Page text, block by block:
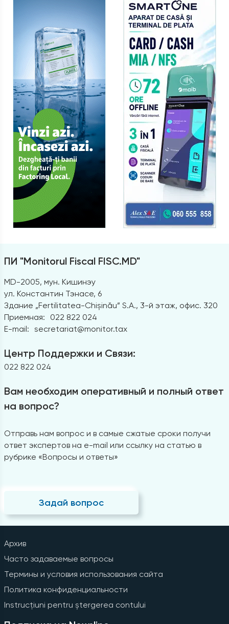
ПИ "Monitorul Fiscal FISC.MD"
MD-2005, мун. Кишинэу
ул. Константин Тэнасе, 6
Здание „Fertilitatea-Chișinău” S.A., 3-й этаж, офис. 320
Приемная:
022 822 024
E-mail: secretariat@monitor.tax
Центр Поддержки и Связи:
022 822 024
Вам необходим оперативный и полный ответ
на вопрос?
Отправь нам вопрос и в самые сжатые сроки получи
ответ экспертов на e-mail или ссылку на статью в
рубрике «Вопросы и ответы»
Задай вопрос
Архив
Часто задаваемые вопросы
Термины и условия использования сайта
Политика конфиденциальности
Instrucțiuni pentru ștergerea contului